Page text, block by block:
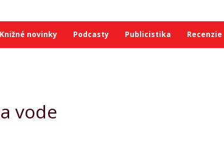
Knižné novinky Podcasty Publicistika Recenzie
vode